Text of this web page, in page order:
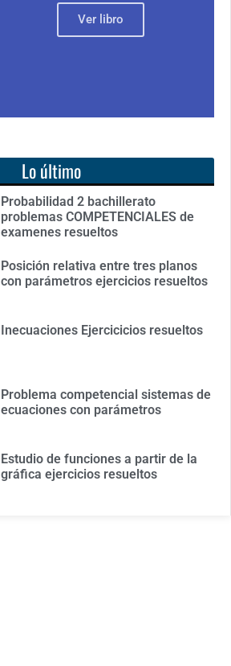
Lo último
Probabilidad 2 bachillerato
problemas COMPETENCIALES de
examenes resueltos
Posición relativa entre tres planos
con parámetros ejercicios resueltos
Inecuaciones Ejercicicios resueltos
Problema competencial sistemas de
ecuaciones con parámetros
Estudio de funciones a partir de la
gráfica ejercicios resueltos